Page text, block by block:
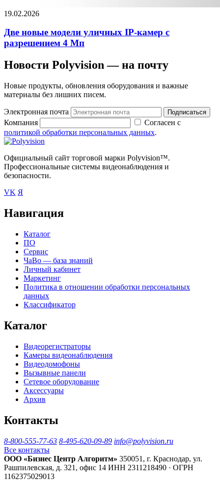
19.02.2026
Две новые модели уличных IP-камер с
разрешением 4 Мп
Новости Polyvision — на почту
Новые продукты, обновления оборудования и важные
материалы без лишних писем.
Электронная почта Подписаться
Компания
Согласен с
политикой обработки персональных данных.
Официальный сайт торговой марки Polyvision™.
Профессиональные системы видеонаблюдения и
безопасности.
VK Я
Навигация
Каталог
ПО
Сервис
ЧаВо — база знаний
Личный кабинет
Маркетинг
Политика в отношении обработки персональных
данных
Классификатор
Каталог
Видеорегистраторы
Камеры видеонаблюдения
Видеодомофоны
Вызывные панели
Сетевое оборудование
Аксессуары
Архив
Контакты
8-800-555-77-63 8-495-620-09-89 info@polyvision.ru
Все контакты
ООО «Бизнес Центр Алгоритм» 350051, г. Краснодар, ул.
Рашпилевская, д. 321, офис 14 ИНН 2311218490 · ОГРН
1162375029013